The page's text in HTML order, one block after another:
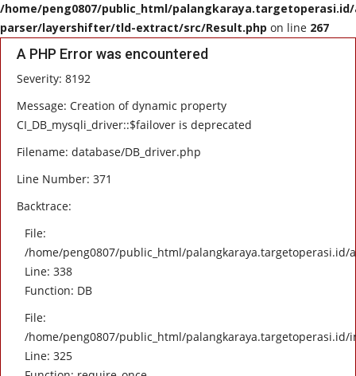
/home/peng0807/public_html/
parser/layershifter/tld-extract/src/Result.php on line 267
A PHP Error was encountered
Severity: 8192
Message: Creation of dynamic property
CI_DB_mysqli_driver::$failover is deprecated
Filename: database/DB_driver.php
Line Number: 371
Backtrace:
File:
/home/peng0807/public_html/
Line: 338
Function: DB
File:
/home/peng0807/public_html/palangkaraya.targetoperasi.id/
Line: 325